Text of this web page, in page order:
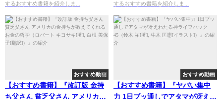
するおすすめ書籍を紹介しま...
するおすすめ書籍を紹介しま...
おすすめ動画
【おすすめ書籍】『改訂版 金持
ち父さん 貧乏父さん アメリカの
おすすめ動画
【おすすめ書籍】『ヤバい集中
力 1日ブッ通しでアタマが冴えわ